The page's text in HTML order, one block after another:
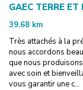
GAEC TERRE ET
39.68 km
Très attachés à la
nous accordons
que nous
avec soin et
vous garantir une c...